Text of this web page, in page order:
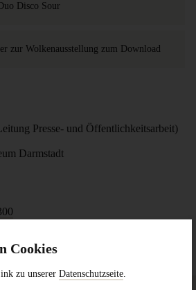
Disco Sour
zur Wolkenausstellung zum Download
Presse- und Öffentlichkeitsarbeit)
Darmstadt
Cookies
zu unserer Datenschutzseite